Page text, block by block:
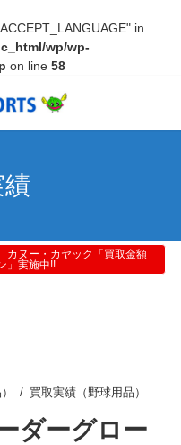
in
wp/wp-
on line 58
績
カヌー・カヤック「買取金額
」実施中!!
買取実績（野球用品）
ダーグロー